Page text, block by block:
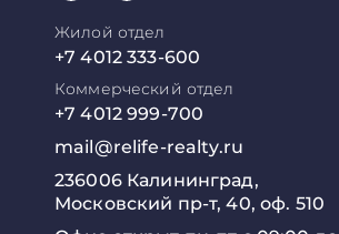
Жилой отдел
+7 4012 333-600
Коммерческий отдел
+7 4012 999-700
mail@relife-realty.ru
236006 Калининград,
Московский пр-т, 40, оф. 510